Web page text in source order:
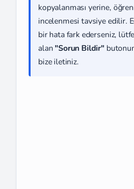
kopyalanması yerine,
incelenmesi tavsiye edilir.
bir hata fark ederseniz,
alan "Sorun Bildir"
bize iletiniz.